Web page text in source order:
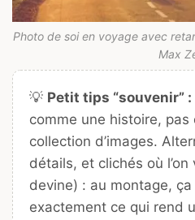
Photo de soi en voyage avec
Max
💡 Petit tips “souvenir” :
comme une histoire, pas
collection d’images.
détails, et clichés où
devine) : au montage, ça
exactement ce qui rend